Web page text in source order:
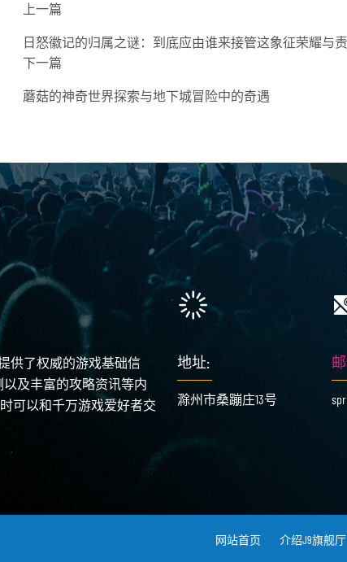
上一篇
日怒徽记的归属之谜：到底应由谁来接管这象征荣耀与
下一篇
蘑菇的神奇世界探索与地下城冒险中的奇遇
供了权威的游戏基础信
以及丰富的攻略资讯等内
可以和千万游戏爱好者交
地址:
滁州市桑蹦庄13号
网站首页 介绍J9旗舰厅